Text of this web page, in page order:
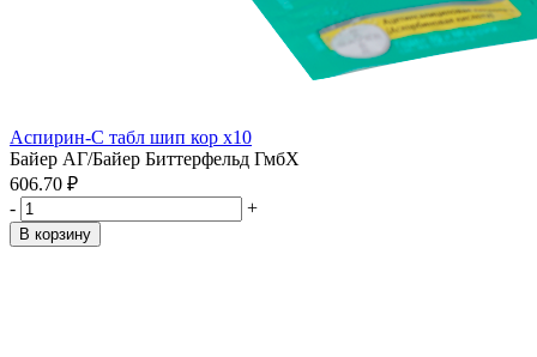
Аспирин-С табл шип кор x10
Байер АГ/Байер Биттерфельд ГмбХ
606.70 ₽
-
+
В корзину